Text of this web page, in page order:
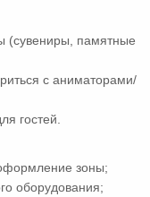
(сувениры, памятные
с аниматорами/
гостей.
зоны;
оборудования;